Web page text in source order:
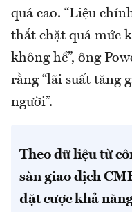
quá cao. “Liệu
thắt chặt quá mức
không hề”, ông
rằng “lãi suất tăng
người”.
Theo dữ liệu từ
sàn giao dịch
đặt cược khả